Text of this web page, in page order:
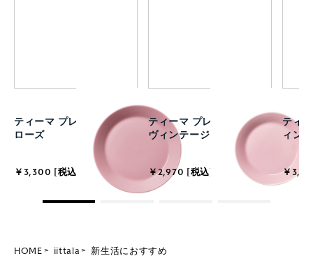
ティーマ プレート 21cm
ローズ
￥3,300 [税込]
ティーマ プレート 17cm
ヴィンテージローズ
￥2,970 [税込]
ティ
ィン
￥
HOME iittala
新生活におすすめ